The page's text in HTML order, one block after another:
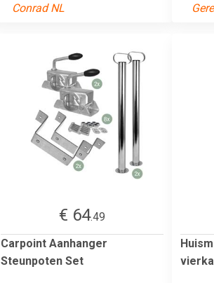
Conrad NL
€ 64.49
Carpoint Aanhanger
Steunpoten Set